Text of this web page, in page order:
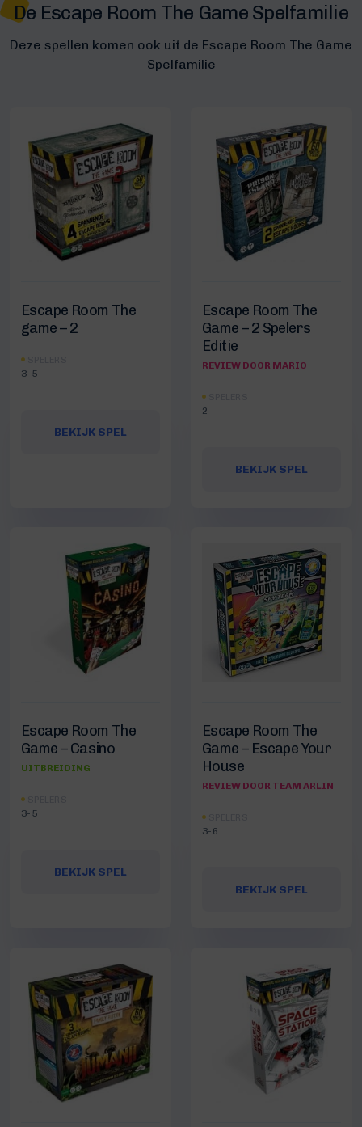
De Escape Room The Game Spelfamilie
Deze spellen komen ook uit de Escape Room The Game
Spelfamilie
Escape Room The
game – 2
3-5
BEKIJK SPEL
Escape Room The
Game – 2 Spelers
Editie
REVIEW DOOR MARIO
2
BEKIJK SPEL
Escape Room The
Game – Casino
UITBREIDING
3-5
BEKIJK SPEL
Escape Room The
Game – Escape Your
House
REVIEW DOOR TEAM ARLIN
3-6
BEKIJK SPEL